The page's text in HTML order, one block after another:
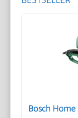
Bosch Home